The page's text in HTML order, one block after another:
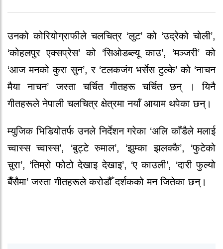
उनको कोरियोग्राफीले चलचित्र ‘लुट’ को ‘उद्रेको चोली’,
‘कोहलपुर एक्सप्रेस’ को ‘सिओडब्ल्यू काउ’, ‘मञ्जरी’ को
‘आज मनको कुरा सुन’, र ‘टलकजंग भर्सेस टुल्के’ को ‘नाचन
मैया नाचन’ जस्ता चर्चित गीतहरू चर्चित छन् । यिनै
गीतहरूले नेपाली चलचित्र क्षेत्रमा नयाँ आयाम थपेका छन्।
म्युजिक भिडियोतर्फ उनले निर्देशन गरेका ‘अलि काँडैले मलाई
च्वास्स च्वास्स’, ‘बुट्टे रुमाल’, ‘झुम्का झलक्कै’, ‘फुटेको
चुरा’, ‘तिम्रो फोटो देखाइ देखाइ’, ‘ए काउली’, ‘दारी फुल्यो
बैँसैमा’ जस्ता गीतहरूले करोडौँ दर्शकको मन जितेका छन्।